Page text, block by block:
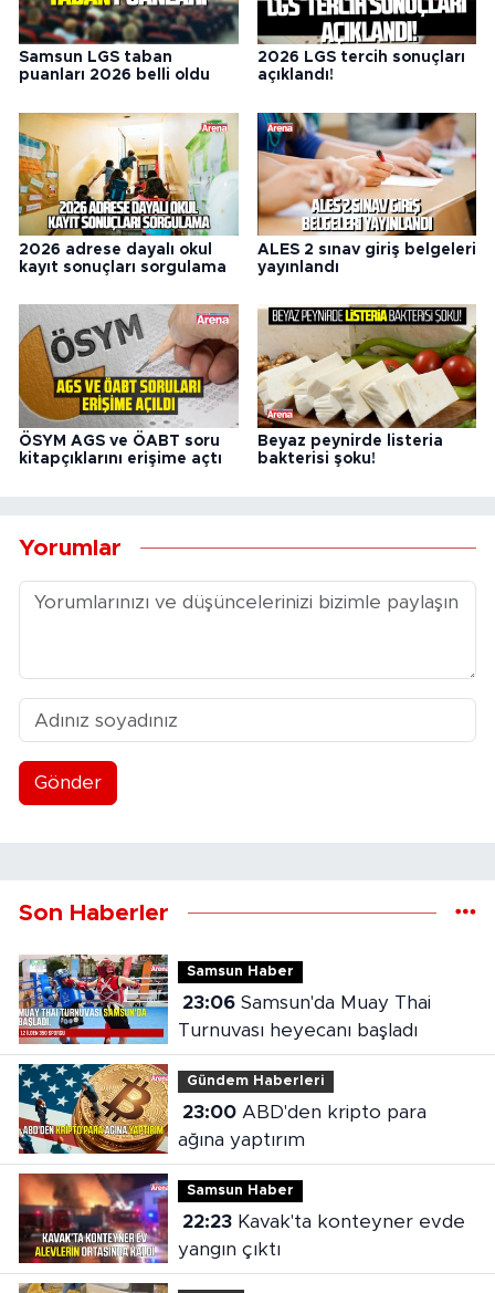
Samsun LGS taban
puanları 2026 belli oldu
2026 LGS tercih sonuçları
açıklandı!
2026 adrese dayalı okul
kayıt sonuçları sorgulama
ALES 2 sınav giriş belgeleri
yayınlandı
ÖSYM AGS ve ÖABT soru
kitapçıklarını erişime açtı
Beyaz peynirde listeria
bakterisi şoku!
Yorumlar
Gönder
Son Haberler
Samsun Haber
23:06Samsun'da Muay Thai
Turnuvası heyecanı başladı
Gündem Haberleri
23:00ABD'den kripto para
ağına yaptırım
Samsun Haber
22:23Kavak'ta konteyner evde
yangın çıktı